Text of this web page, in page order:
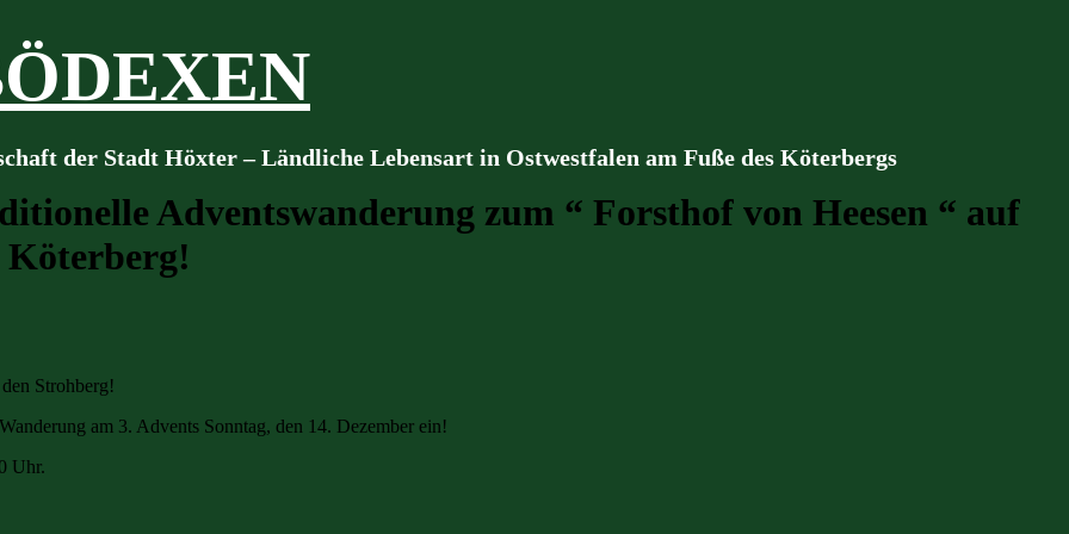
der Stadt Höxter – Ländliche Lebensart in Ostwestfalen am Fuße des Köterbergs
Adventswanderung zum “ Forsthof von Heesen “ auf
Köterberg!
Strohberg!
am 3. Advents Sonntag, den 14. Dezember ein!
Uhr.